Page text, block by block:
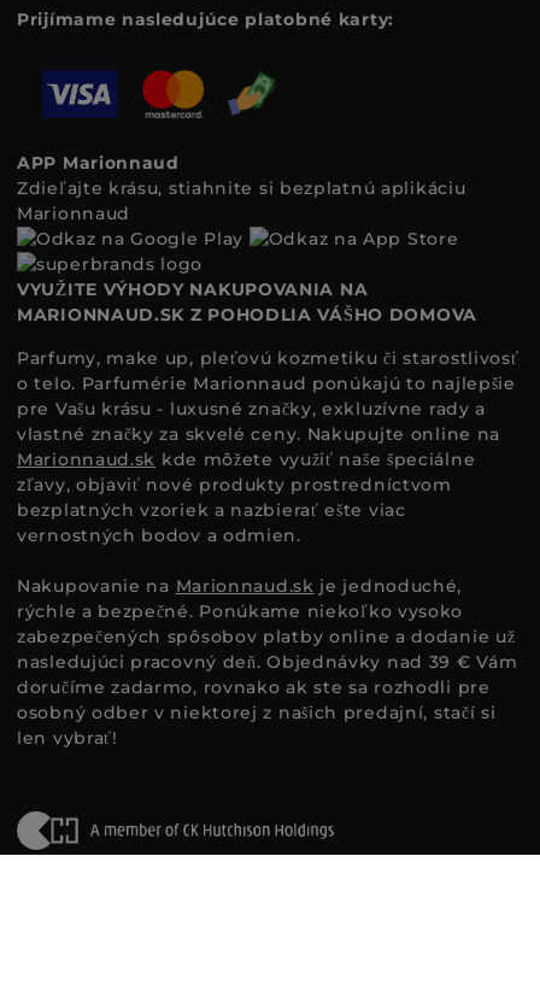
Prijímame nasledujúce platobné karty:
APP Marionnaud
Zdieľajte krásu, stiahnite si bezplatnú aplikáciu
Marionnaud
VYUŽITE VÝHODY NAKUPOVANIA NA
MARIONNAUD.SK Z POHODLIA VÁŠHO DOMOVA
Parfumy, make up, pleťovú kozmetiku či starostlivosť
o telo. Parfumérie Marionnaud ponúkajú to najlepšie
pre Vašu krásu - luxusné značky, exkluzívne rady a
vlastné značky za skvelé ceny. Nakupujte online na
Marionnaud.sk kde môžete využiť naše špeciálne
zľavy, objaviť nové produkty prostredníctvom
bezplatných vzoriek a nazbierať ešte viac
vernostných bodov a odmien.
Nakupovanie na Marionnaud.sk je jednoduché,
rýchle a bezpečné. Ponúkame niekoľko vysoko
zabezpečených spôsobov platby online a dodanie už
nasledujúci pracovný deň. Objednávky nad 39 € Vám
doručíme zadarmo, rovnako ak ste sa rozhodli pre
osobný odber v niektorej z našich predajní, stačí si
len vybrať!